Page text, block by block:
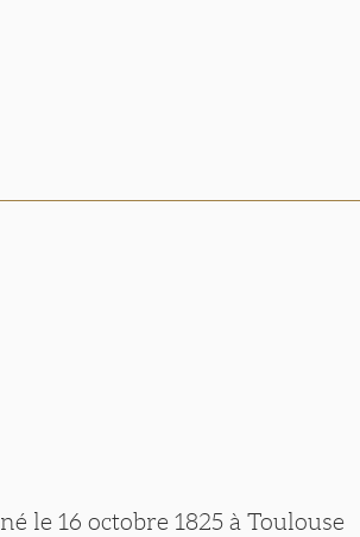
le 16 octobre 1825 à Toulouse